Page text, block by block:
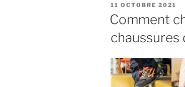
POSTED
11 OCTOBRE 2021
Comment
chaussures